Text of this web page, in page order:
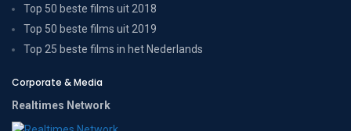
Top 50 beste films uit 2018
Top 50 beste films uit 2019
Top 25 beste films in het Nederlands
Corporate & Media
Realtimes Network